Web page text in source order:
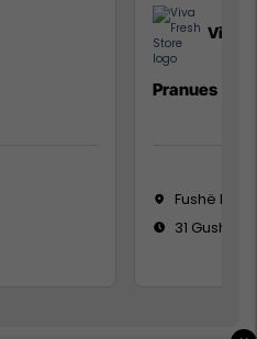
Viva
Pranues
Fushë
31 Gusht